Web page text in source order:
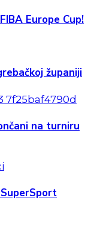
Europe Cup!
županiji
na turniru